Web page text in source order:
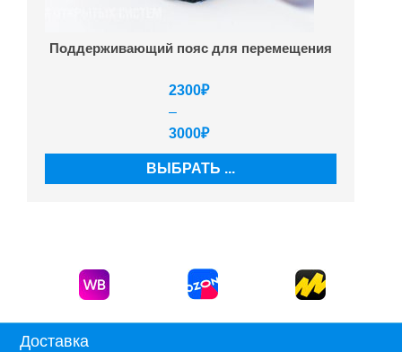
Поддерживающий пояс для перемещения
2300₽
–
3000₽
ВЫБРАТЬ ...
Доставка